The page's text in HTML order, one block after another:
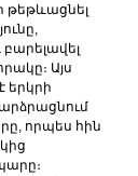
թեթևացնել
Այս
երկրի
որպես հին